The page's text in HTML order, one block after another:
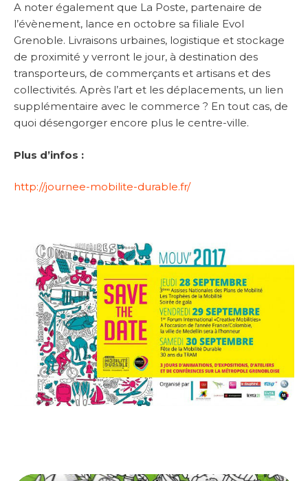
A noter également que La Poste, partenaire de
l’évènement, lance en octobre sa filiale Evol
Grenoble. Livraisons urbaines, logistique et stockage
de proximité y verront le jour, à destination des
transporteurs, de commerçants et artisans et des
collectivités. Après l’art et les déplacements, un lien
supplémentaire avec le commerce ? En tout cas, de
quoi désengorger encore plus le centre-ville.
Plus d’infos :
http://journee-mobilite-durable.fr/